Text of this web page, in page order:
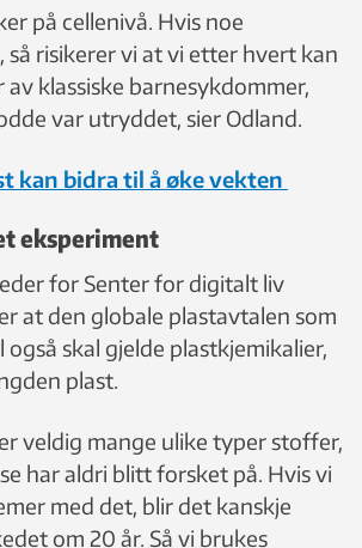
på cellenivå. Hvis noe
risikerer vi at vi etter hvert kan
klassiske barnesykdommer,
var utryddet, sier Odland.
kan bidra til å øke vekten
eksperiment
for Senter for digitalt liv
at den globale plastavtalen som
skal gjelde plastkjemikalier,
mengden plast.
veldig mange ulike typer stoffer,
har aldri blitt forsket på. Hvis vi
med det, blir det kanskje
om 20 år. Så vi brukes